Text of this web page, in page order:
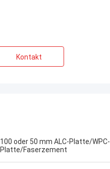
Kontakt
100 oder 50 mm ALC-Platte/WPC-
Platte/Faserzement